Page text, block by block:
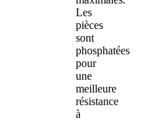
Les
pièces
sont
phosphatées
pour
une
meilleure
résistance
à